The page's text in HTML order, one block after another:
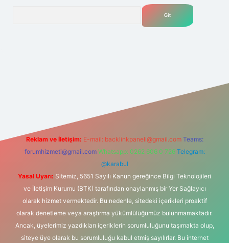
Reklam ve İletişim: E-mail: backlinkpaneli@gmail.com Teams:
forumhizmeti@gmail.com Whatsapp: 0262 606 0 726 Telegram:
@karabul
Yasal Uyarı: Sitemiz, 5651 Sayılı Kanun gereğince Bilgi Teknolojileri
ve İletişim Kurumu (BTK) tarafından onaylanmış bir Yer Sağlayıcı
olarak hizmet vermektedir. Bu nedenle, sitedeki içerikleri proaktif
olarak denetleme veya araştırma yükümlülüğümüz bulunmamaktadır.
Ancak, üyelerimiz yazdıkları içeriklerin sorumluluğunu taşımakta olup,
siteye üye olarak bu sorumluluğu kabul etmiş sayılırlar. Bu internet